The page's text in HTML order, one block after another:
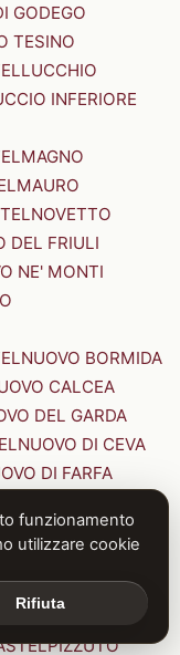
GODEGO
TESINO
INFERIORE
DEL FRIULI
NE' MONTI
BORMIDA
CALCEA
DEL GARDA
DI CEVA
DI FARFA
DON BOSCO
NIGRA
RANGONE
VAL DI CECINA
funzionamento
utilizzare cookie
Rifiuta